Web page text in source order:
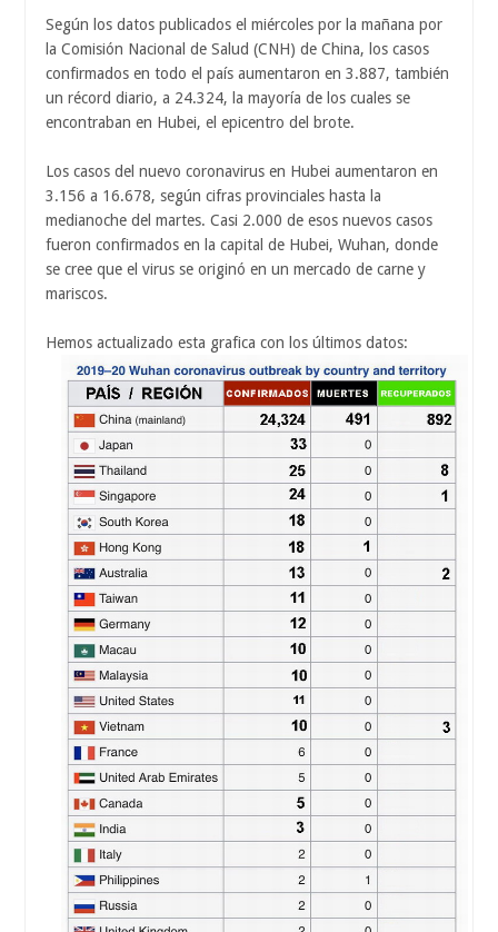
Según los datos publicados el miércoles por la mañana por
la Comisión Nacional de Salud (CNH) de China, los casos
confirmados en todo el país aumentaron en 3.887, también
un récord diario, a 24.324, la mayoría de los cuales se
encontraban en Hubei, el epicentro del brote.
Los casos del nuevo coronavirus en Hubei aumentaron en
3.156 a 16.678, según cifras provinciales hasta la
medianoche del martes. Casi 2.000 de esos nuevos casos
fueron confirmados en la capital de Hubei, Wuhan, donde
se cree que el virus se originó en un mercado de carne y
mariscos.
Hemos actualizado esta grafica con los últimos datos: